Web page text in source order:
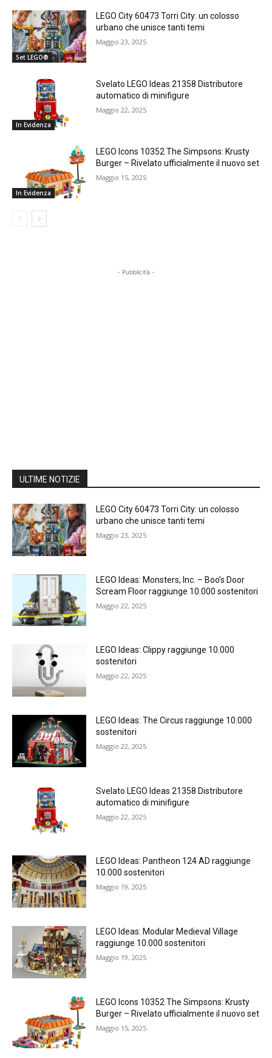
Set LEGO®
LEGO City 60473 Torri City: un colosso
urbano che unisce tanti temi
Maggio 23, 2025
In Evidenza
Svelato LEGO Ideas 21358 Distributore
automatico di minifigure
Maggio 22, 2025
In Evidenza
LEGO Icons 10352 The Simpsons: Krusty
Burger – Rivelato ufficialmente il nuovo set
Maggio 15, 2025
- Pubblicità -
ULTIME NOTIZIE
LEGO City 60473 Torri City: un colosso
urbano che unisce tanti temi
Maggio 23, 2025
LEGO Ideas: Monsters, Inc. – Boo’s Door
Scream Floor raggiunge 10.000 sostenitori
Maggio 22, 2025
LEGO Ideas: Clippy raggiunge 10.000
sostenitori
Maggio 22, 2025
LEGO Ideas: The Circus raggiunge 10.000
sostenitori
Maggio 22, 2025
Svelato LEGO Ideas 21358 Distributore
automatico di minifigure
Maggio 22, 2025
LEGO Ideas: Pantheon 124 AD raggiunge
10.000 sostenitori
Maggio 19, 2025
LEGO Ideas: Modular Medieval Village
raggiunge 10.000 sostenitori
Maggio 19, 2025
LEGO Icons 10352 The Simpsons: Krusty
Burger – Rivelato ufficialmente il nuovo set
Maggio 15, 2025